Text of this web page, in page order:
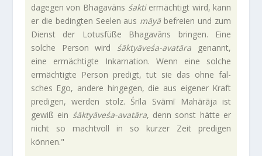
dagegen von Bha­ga­vāns śaktiermäch­tigt wird, kann
er die bedingten Seelen aus māyā befreien und zum
Dienst der Lotus­füße Bha­ga­vāns bringen. Eine
solche Person wird śāktyāveśa-avatāra genannt,
eine ermäch­tigte Inkar­na­tion. Wenn eine solche
ermäch­tigte Person pre­digt, tut sie das ohne fal­
sches Ego, andere hin­gegen, die aus eigener Kraft
pre­digen, werden stolz. Śrīla Svāmī Mahārāja ist
gewiß ein śāktyāveśa-avatāra, denn sonst hätte er
nicht so macht­voll in so kurzer Zeit pre­digen
können."